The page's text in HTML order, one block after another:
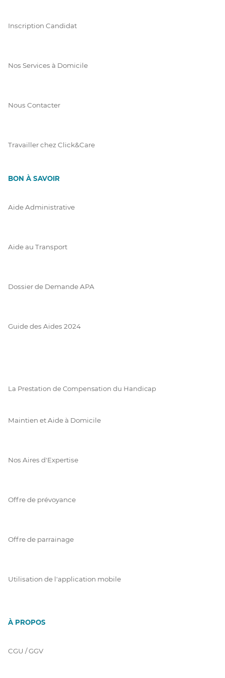
Inscription Candidat
Nos Services à Domicile
Nous Contacter
Travailler chez Click&Care
BON À SAVOIR
Aide Administrative
Aide au Transport
Dossier de Demande APA
Guide des Aides 2024
La Prestation de Compensation du Handicap
Maintien et Aide à Domicile
Nos Aires d'Expertise
Offre de prévoyance
Offre de parrainage
Utilisation de l'application mobile
À PROPOS
CGU / GGV